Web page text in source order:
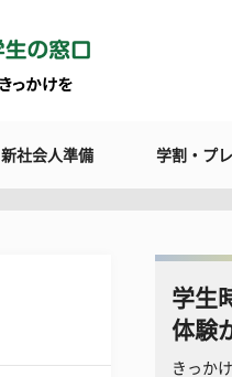
新社会人準備 学割・プ
学生
体験
きっか